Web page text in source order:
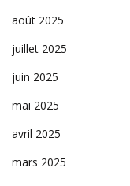
août 2025
juillet 2025
juin 2025
mai 2025
avril 2025
mars 2025